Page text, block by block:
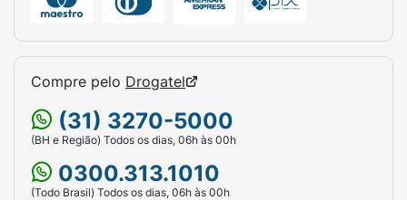
Compre pelo Drogatel
(31) 3270-5000
(BH e Região) Todos os dias, 06h às 00h
0300.313.1010
(Todo Brasil) Todos os dias, 06h às 00h